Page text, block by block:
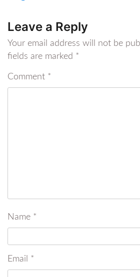
Leave a Reply
Your email address will not be
fields are marked *
Comment *
Name *
Email *